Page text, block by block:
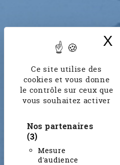
Ce site utilise des
cookies et vous donne
le contrôle sur ceux que
vous souhaitez activer
Nos partenaires
(3)
Mesure
d'audience
X